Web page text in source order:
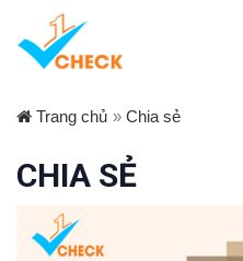
Trang chủ » Chia sẻ
CHIA SẺ